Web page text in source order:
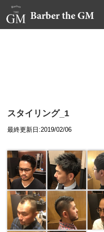
スタイリング_1
最終更新日:2019/02/06